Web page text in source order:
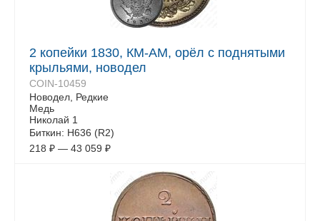
2 копейки 1830, КМ-АМ, орёл с поднятыми
крыльями, новодел
COIN-10459
Новодел, Редкие
Медь
Николай 1
Биткин: Н636 (R2)
218 ₽ — 43 059 ₽